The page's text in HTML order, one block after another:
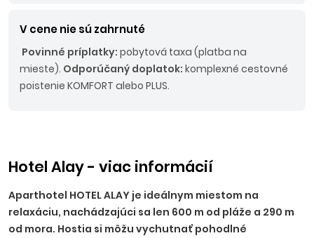
V cene nie sú zahrnuté
Povinné príplatky: pobytová taxa (platba na
mieste). Odporúčaný doplatok: komplexné cestovné
poistenie KOMFORT alebo PLUS.
Hotel Alay - viac informácií
Aparthotel HOTEL ALAY je ideálnym miestom na
relaxáciu, nachádzajúci sa len 600 m od pláže a 290 m
od mora. Hostia si môžu vychutnať pohodlné